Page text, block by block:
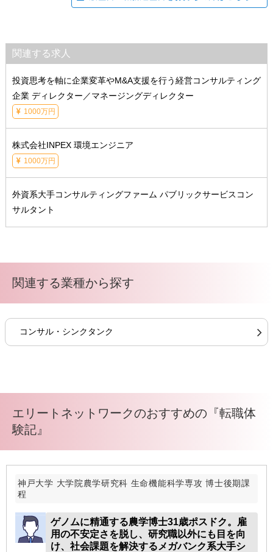
関連する求人
投資思考を軸に企業変革やM&A支援を行う経営コンサルティング
企業 ディレクター／マネージングディレクター
1000万円
株式会社INPEX 環境エンジニア
1000万円
外資系大手コンサルティングファーム パブリックサービスコン
サルタント
関連する業種から探す
コンサル・シンクタンク
エリートネットワークのおすすめの『転職体
験記』
神戸大学 大学院農学研究科 生命機能科学専攻 博士後期課
程
ゲノムに精通する農学博士31歳ポスドク。雇
用の不安定さを脱し、研究職以外にも目を向
け、社会課題を解決するメガバンク系大手シ